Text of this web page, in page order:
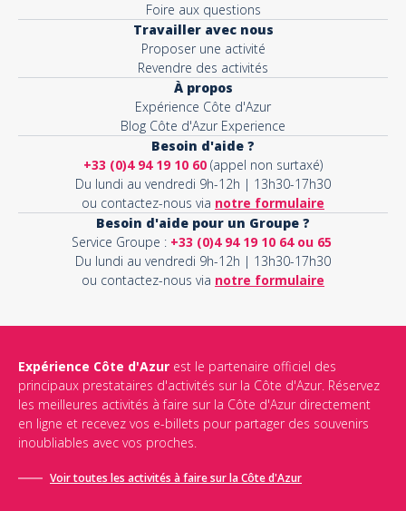
Foire aux questions
Travailler avec nous
Proposer une activité
Revendre des activités
À propos
Expérience Côte d'Azur
Blog Côte d'Azur Experience
Besoin d'aide ?
+33 (0)4 94 19 10 60 (appel non surtaxé)
Du lundi au vendredi 9h-12h | 13h30-17h30
ou contactez-nous via notre formulaire
Besoin d'aide pour un Groupe ?
Service Groupe : +33 (0)4 94 19 10 64 ou 65
Du lundi au vendredi 9h-12h | 13h30-17h30
ou contactez-nous via notre formulaire
Expérience Côte d'Azur est le partenaire officiel des
principaux prestataires d'activités sur la Côte d'Azur. Réservez
les meilleures activités à faire sur la Côte d'Azur directement
en ligne et recevez vos e-billets pour partager des souvenirs
inoubliables avec vos proches.
Voir toutes les activités à faire sur la Côte d'Azur